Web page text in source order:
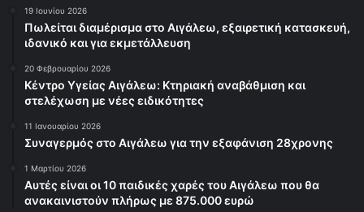
19 Ιουνίου 2026
Πωλείται διαμέρισμα στο Αιγάλεω, εξαιρετική κατασκευή,
ιδανικό και για εκμετάλλευση
20 Φεβρουαρίου 2026
Κέντρο Υγείας Αιγάλεω: Κτηριακή αναβάθμιση και
στελέχωση με νέες ειδικότητες
11 Ιανουαρίου 2026
Συναγερμός στο Αιγάλεω για την εξαφάνιση 28χρονης
1 Μαρτίου 2026
Αυτές είναι οι 10 παιδικές χαρές του Αιγάλεω που θα
ανακαινιστούν πλήρως με 875.000 ευρώ